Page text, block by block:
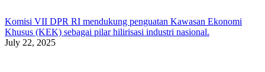
Komisi VII DPR RI mendukung penguatan Kawasan Ekonomi
Khusus (KEK) sebagai pilar hilirisasi industri nasional.
July 22, 2025